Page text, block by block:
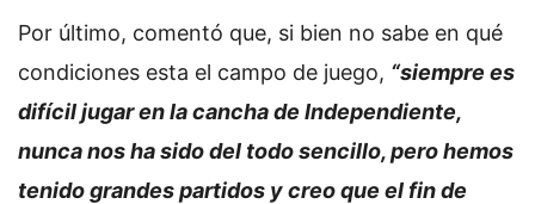
Por último, comentó que, si bien no sabe en qué
condiciones esta el campo de juego, “siempre es
difícil jugar en la cancha de Independiente,
nunca nos ha sido del todo sencillo, pero hemos
tenido grandes partidos y creo que el fin de